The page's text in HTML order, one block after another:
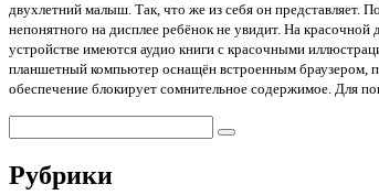
двухлетний малыш. Так, что же из себя он представляет.
непонятного на дисплее ребёнок не увидит. На
устройстве имеются аудио книги с красочными
планшетный компьютер оснащён встроенным браузером,
обеспечение блокирует сомнительное содержимое. Для
Рубрики